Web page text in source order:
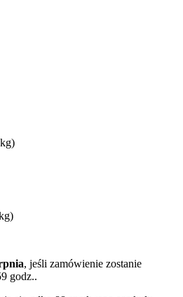
, jeśli zamówienie zostanie
godz..